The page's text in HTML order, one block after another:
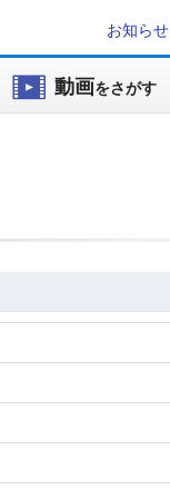
お知らせ
動画をさがす